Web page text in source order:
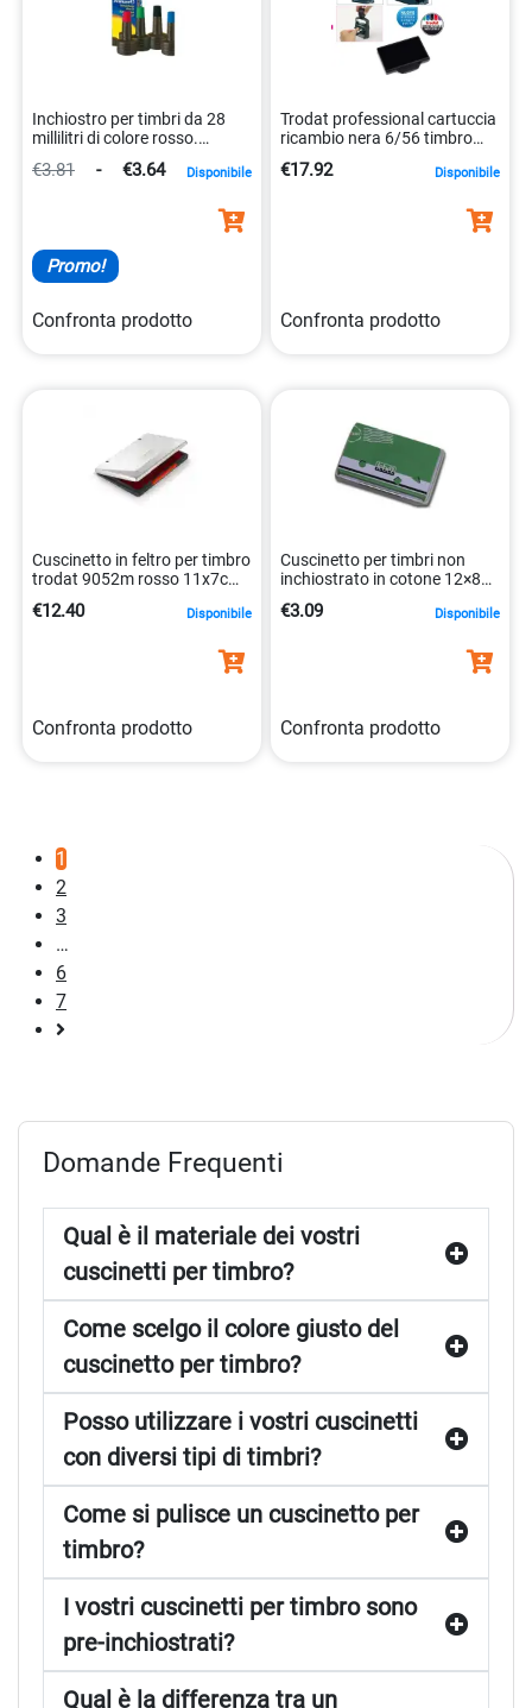
Inchiostro per timbri da 28
millilitri di colore rosso.
€3.81 - €3.64 Disponibile
Promo!
Confronta prodotto
Trodat professional cartuccia
ricambio nera 6/56 timbro
€17.92 Disponibile
Confronta prodotto
Cuscinetto in feltro per timbro
trodat 9052m rosso 11x7cm
€12.40 Disponibile
Confronta prodotto
Cuscinetto per timbri non
inchiostrato in cotone 12×8
€3.09 Disponibile
Confronta prodotto
1
2
3
…
6
7
Domande Frequenti
Qual è il materiale dei vostri
cuscinetti per timbro?
Come scelgo il colore giusto del
cuscinetto per timbro?
Posso utilizzare i vostri cuscinetti
con diversi tipi di timbri?
Come si pulisce un cuscinetto per
timbro?
I vostri cuscinetti per timbro sono
pre-inchiostrati?
Qual è la differenza tra un